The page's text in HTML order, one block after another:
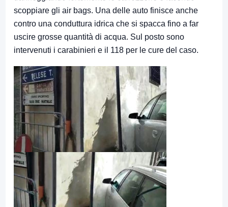
scoppiare gli air bags. Una delle auto finisce anche
contro una conduttura idrica che si spacca fino a far
uscire grosse quantità di acqua. Sul posto sono
intervenuti i carabinieri e il 118 per le cure del caso.